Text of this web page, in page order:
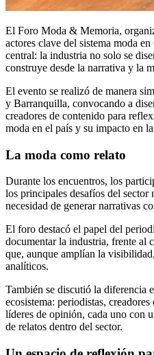
El Foro Moda & Memoria,
actores clave del sistema moda
central: la industria no solo se
construye desde la narrativa y la
El evento se realizó de manera
y Barranquilla, convocando a
creadores de contenido para
moda en el país y su impacto en
La moda como relato
Durante los encuentros, los
los principales desafíos del sector
necesidad de generar narrativas
El foro destacó el papel del
documentar la industria, frente al
que, aunque amplían la
analíticos.
También se discutió la diferencia
ecosistema: periodistas,
líderes de opinión, cada uno con
de relatos dentro del sector.